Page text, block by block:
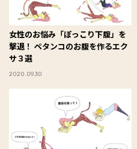
女性のお悩み「ぽっこり下腹」を
撃退！ ペタンコのお腹を作るエク
サ３選
2020.09.30